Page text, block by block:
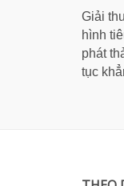
Giải
hình
phát
tục